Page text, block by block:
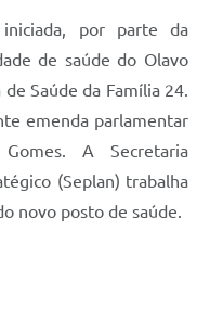
por parte da
de saúde do Olavo
Saúde da Família 24.
emenda parlamentar
A Secretaria
(Seplan) trabalha
novo posto de saúde.